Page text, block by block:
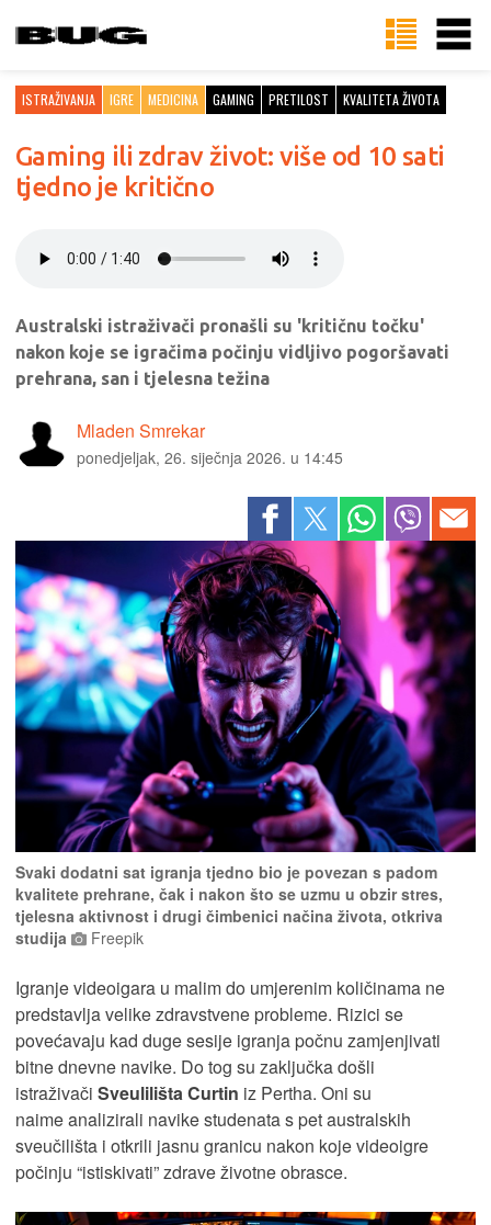
ISTRAŽIVANJA IGRE MEDICINA GAMING PRETILOST KVALITETA ŽIVOTA
Gaming ili zdrav život: više od 10 sati
tjedno je kritično
Australski istraživači pronašli su 'kritičnu točku'
nakon koje se igračima počinju vidljivo pogoršavati
prehrana, san i tjelesna težina
Mladen Smrekar
ponedjeljak, 26. siječnja 2026. u 14:45
Svaki dodatni sat igranja tjedno bio je povezan s padom
kvalitete prehrane, čak i nakon što se uzmu u obzir stres,
tjelesna aktivnost i drugi čimbenici načina života, otkriva
studija
Freepik
Igranje videoigara u malim do umjerenim količinama ne
predstavlja velike zdravstvene probleme. Rizici se
povećavaju kad duge sesije igranja počnu zamjenjivati ​​​​
bitne dnevne navike. Do tog su zaključka došli
istraživači Sveulilišta Curtin iz Pertha. Oni su
naime analizirali navike studenata s pet australskih
sveučilišta i otkrili jasnu granicu nakon koje videoigre
počinju “istiskivati” zdrave životne obrasce.